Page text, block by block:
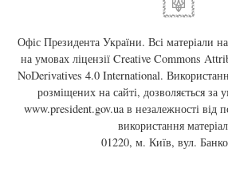
Офіс Президента України. Всі матеріали
на умовах ліцензії Creative Commons
NoDerivatives 4.0 International.
розміщених на сайті, дозволяється за
www.president.gov.uaв незалежності від
використання
01220, м. Київ, вул.